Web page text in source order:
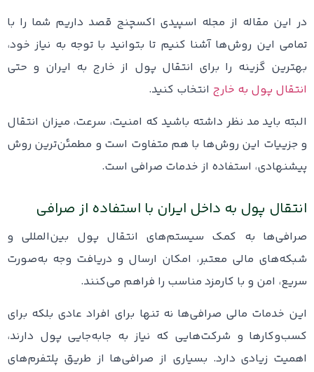
در این مقاله از مجله اسپیدی اکسچنج قصد داریم شما را با
تمامی این روش‌ها آشنا کنیم تا بتوانید با توجه به نیاز خود،
بهترین گزینه را برای انتقال پول از خارج به ایران و حتی
انتقال پول به خارج انتخاب کنید.
البته باید مد نظر داشته باشید که امنیت، سرعت، میزان انتقال
و جزییات این روش‌ها با هم متفاوت است و مطمئن‌ترین روش
پیشنهادی، استفاده از خدمات صرافی است.
انتقال پول به داخل ایران با استفاده از صرافی
صرافی‌ها به کمک سیستم‌های انتقال پول بین‌المللی و
شبکه‌های مالی معتبر، امکان ارسال و دریافت وجه به‌صورت
سریع، امن و با کارمزد مناسب را فراهم می‌کنند.
این خدمات مالی صرافی‌ها نه تنها برای افراد عادی بلکه برای
کسب‌وکارها و شرکت‌هایی که نیاز به جابه‌جایی پول دارند،
اهمیت زیادی دارد. بسیاری از صرافی‌ها از طریق پلتفرم‌های